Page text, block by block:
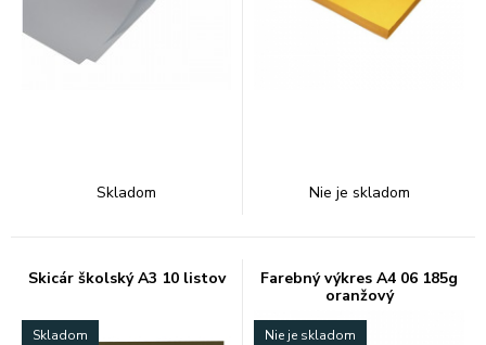
Skladom Nie je skladom
Skicár školský A3 10 listov
Skladom
Farebný výkres A4 06 185g
oranžový
Nie je skladom